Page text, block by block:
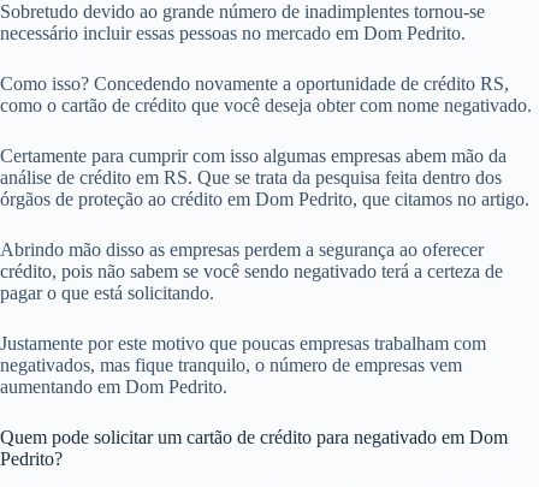
Sobretudo devido ao grande número de inadimplentes tornou-se
necessário incluir essas pessoas no mercado em Dom Pedrito.
Como isso? Concedendo novamente a oportunidade de crédito RS,
como o cartão de crédito que você deseja obter com nome negativado.
Certamente para cumprir com isso algumas empresas abem mão da
análise de crédito em RS. Que se trata da pesquisa feita dentro dos
órgãos de proteção ao crédito em Dom Pedrito, que citamos no artigo.
Abrindo mão disso as empresas perdem a segurança ao oferecer
crédito, pois não sabem se você sendo negativado terá a certeza de
pagar o que está solicitando.
Justamente por este motivo que poucas empresas trabalham com
negativados, mas fique tranquilo, o número de empresas vem
aumentando em Dom Pedrito.
Quem pode solicitar um cartão de crédito para negativado em Dom
Pedrito?